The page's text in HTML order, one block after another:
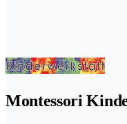
Montessori